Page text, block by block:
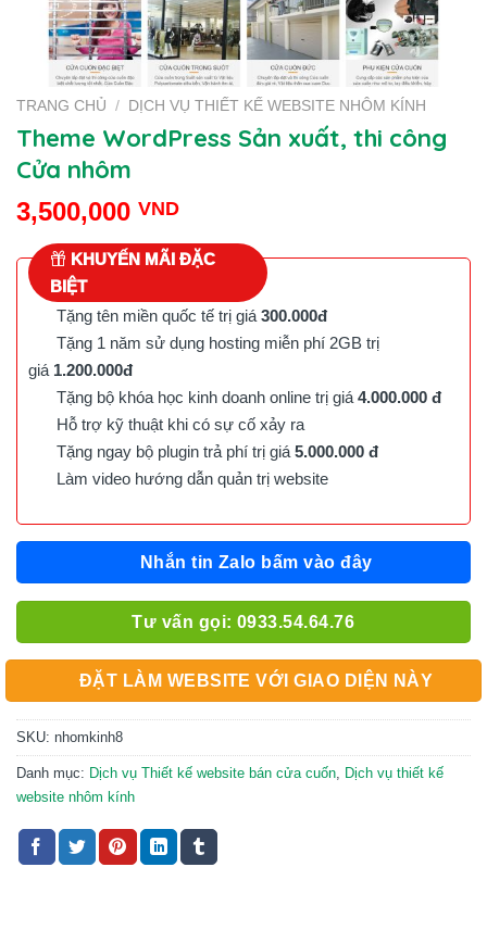
TRANG CHỦ / DỊCH VỤ THIẾT KẾ WEBSITE NHÔM KÍNH
Theme WordPress Sản xuất, thi công
Cửa nhôm
3,500,000 VND
KHUYẾN MÃI ĐẶC
BIỆT
Tặng tên miền quốc tế trị giá 300.000đ
Tặng 1 năm sử dụng hosting miễn phí 2GB trị
giá 1.200.000đ
Tặng bộ khóa học kinh doanh online trị giá 4.000.000 đ
Hỗ trợ kỹ thuật khi có sự cố xảy ra
Tặng ngay bộ plugin trả phí trị giá 5.000.000 đ
Làm video hướng dẫn quản trị website
Nhắn tin Zalo bấm vào đây
Tư vấn gọi: 0933.54.64.76
ĐẶT LÀM WEBSITE VỚI GIAO DIỆN NÀY
SKU: nhomkinh8
Danh mục: Dịch vụ Thiết kế website bán cửa cuốn
Dịch vụ thiết kế
website nhôm kính